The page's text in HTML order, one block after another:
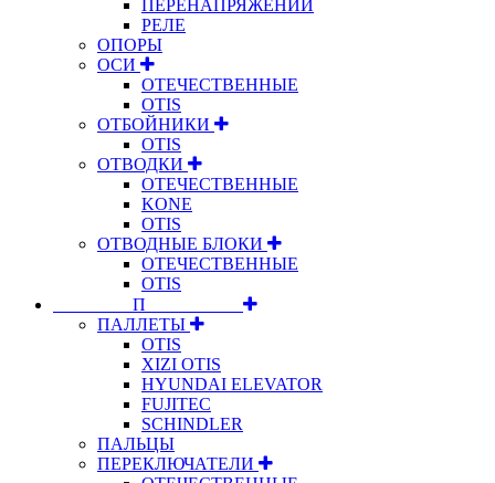
ПЕРЕНАПРЯЖЕНИЙ
РЕЛЕ
ОПОРЫ
ОСИ
ОТЕЧЕСТВЕННЫЕ
OTIS
ОТБОЙНИКИ
OTIS
ОТВОДКИ
ОТЕЧЕСТВЕННЫЕ
KONE
OTIS
ОТВОДНЫЕ БЛОКИ
ОТЕЧЕСТВЕННЫЕ
OTIS
⠀⠀⠀⠀⠀⠀П⠀⠀⠀⠀⠀⠀⠀
ПАЛЛЕТЫ
OTIS
XIZI OTIS
HYUNDAI ELEVATOR
FUJITEC
SCHINDLER
ПАЛЬЦЫ
ПЕРЕКЛЮЧАТЕЛИ